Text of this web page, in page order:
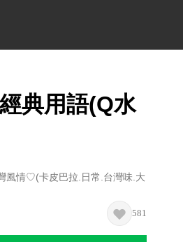
典用語(Q水
風情♡(卡皮巴拉.日常.台灣味.大
581